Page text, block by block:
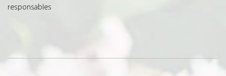
responsables